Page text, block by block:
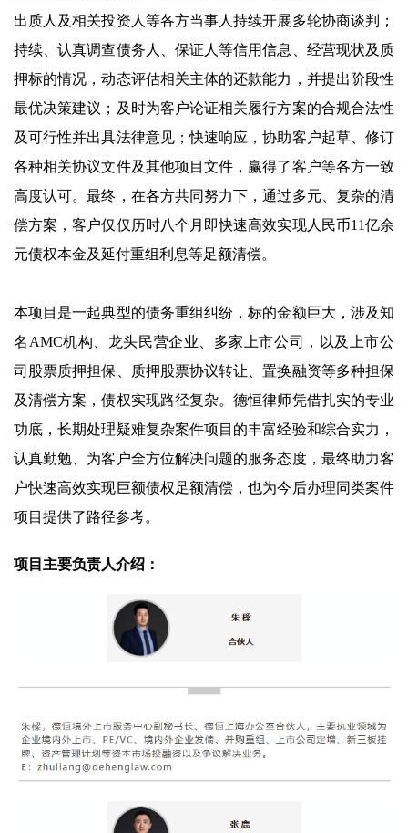
出质人及相关投资人等各方当事人持续开展多轮协商谈判；
持续、认真调查债务人、保证人等信用信息、经营现状及质
押标的情况，动态评估相关主体的还款能力，并提出阶段性
最优决策建议；及时为客户论证相关履行方案的合规合法性
及可行性并出具法律意见；快速响应，协助客户起草、修订
各种相关协议文件及其他项目文件，赢得了客户等各方一致
高度认可。最终，在各方共同努力下，通过多元、复杂的清
偿方案，客户仅仅历时八个月即快速高效实现人民币11亿余
元债权本金及延付重组利息等足额清偿。
本项目是一起典型的债务重组纠纷，标的金额巨大，涉及知
名AMC机构、龙头民营企业、多家上市公司，以及上市公
司股票质押担保、质押股票协议转让、置换融资等多种担保
及清偿方案，债权实现路径复杂。德恒律师凭借扎实的专业
功底，长期处理疑难复杂案件项目的丰富经验和综合实力，
认真勤勉、为客户全方位解决问题的服务态度，最终助力客
户快速高效实现巨额债权足额清偿，也为今后办理同类案件
项目提供了路径参考。
项目主要负责人介绍：